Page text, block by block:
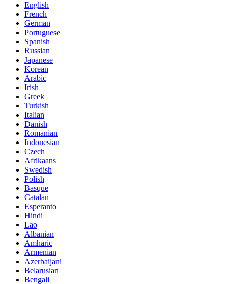
English
French
German
Portuguese
Spanish
Russian
Japanese
Korean
Arabic
Irish
Greek
Turkish
Italian
Danish
Romanian
Indonesian
Czech
Afrikaans
Swedish
Polish
Basque
Catalan
Esperanto
Hindi
Lao
Albanian
Amharic
Armenian
Azerbaijani
Belarusian
Bengali